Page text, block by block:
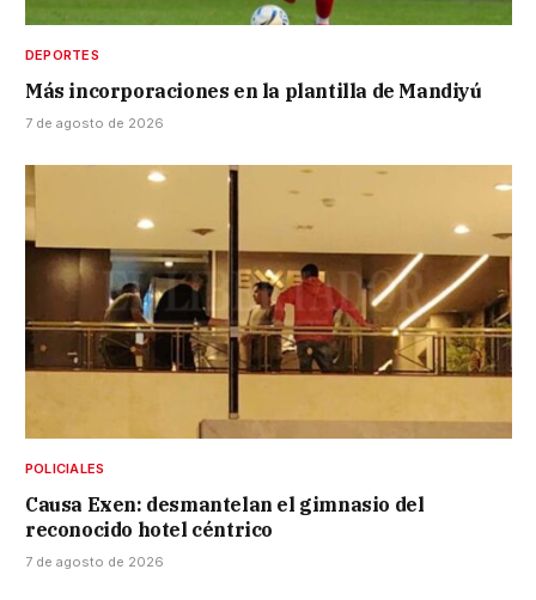
DEPORTES
Más incorporaciones en la plantilla de Mandiyú
7 de agosto de 2026
POLICIALES
Causa Exen: desmantelan el gimnasio del
reconocido hotel céntrico
7 de agosto de 2026